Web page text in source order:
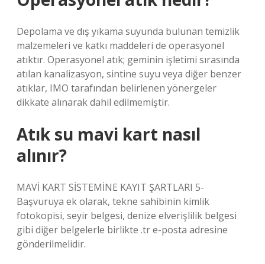
Depolama ve dış yıkama suyunda bulunan temizlik
malzemeleri ve katkı maddeleri de operasyonel
atıktır. Operasyonel atık; geminin işletimi sırasında
atılan kanalizasyon, sintine suyu veya diğer benzer
atıklar, IMO tarafından belirlenen yönergeler
dikkate alınarak dahil edilmemiştir.
Atık su mavi kart nasıl
alınır?
MAVİ KART SİSTEMİNE KAYIT ŞARTLARI 5-
Başvuruya ek olarak, tekne sahibinin kimlik
fotokopisi, seyir belgesi, denize elverişlilik belgesi
gibi diğer belgelerle birlikte .tr e-posta adresine
gönderilmelidir.